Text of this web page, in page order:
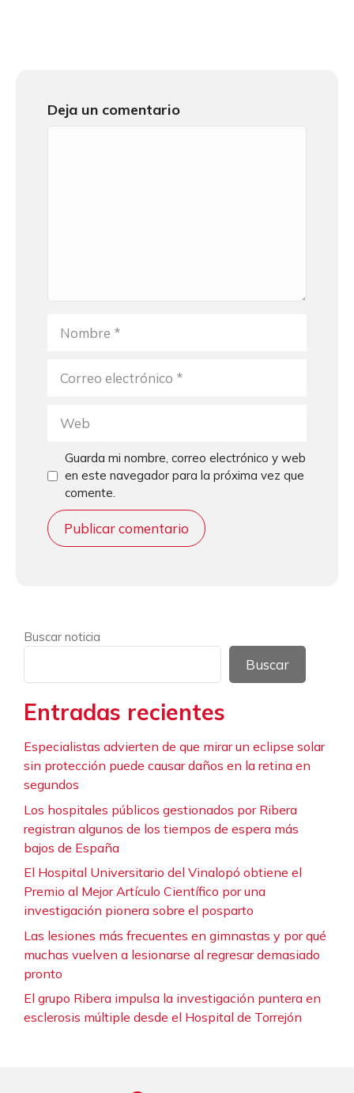
Deja un comentario
electrónico
Guarda mi nombre, correo electrónico y web
en este navegador para la próxima vez que
comente.
Buscar noticia
Buscar
Entradas recientes
Especialistas advierten de que mirar un eclipse solar
sin protección puede causar daños en la retina en
segundos
Los hospitales públicos gestionados por Ribera
registran algunos de los tiempos de espera más
bajos de España
El Hospital Universitario del Vinalopó obtiene el
Premio al Mejor Artículo Científico por una
investigación pionera sobre el posparto
Las lesiones más frecuentes en gimnastas y por qué
muchas vuelven a lesionarse al regresar demasiado
pronto
El grupo Ribera impulsa la investigación puntera en
esclerosis múltiple desde el Hospital de Torrejón